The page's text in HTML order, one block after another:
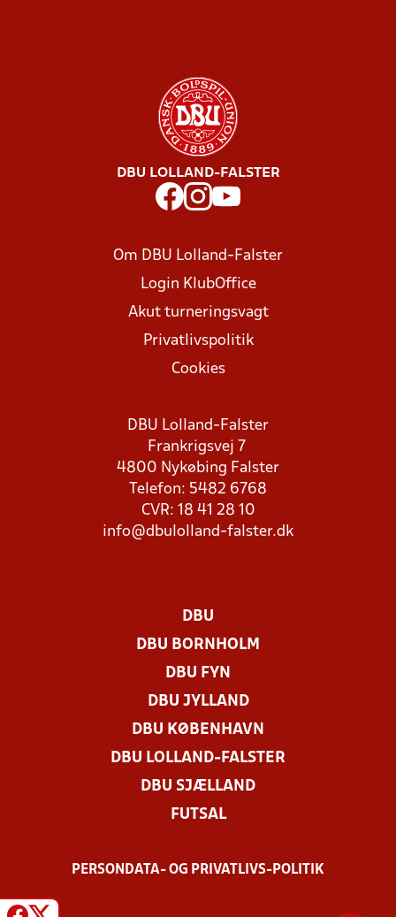
DBU LOLLAND-FALSTER
Om DBU Lolland-Falster
Login KlubOffice
Akut turneringsvagt
Privatlivspolitik
Cookies
DBU Lolland-Falster
Frankrigsvej 7
4800 Nykøbing Falster
Telefon: 5482 6768
CVR: 18 41 28 10
info@dbulolland-falster.dk
DBU
DBU BORNHOLM
DBU FYN
DBU JYLLAND
DBU KØBENHAVN
DBU LOLLAND-FALSTER
DBU SJÆLLAND
FUTSAL
PERSONDATA- OG PRIVATLIVS-POLITIK